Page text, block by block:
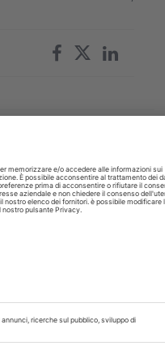
di chiarisce gli effetti,